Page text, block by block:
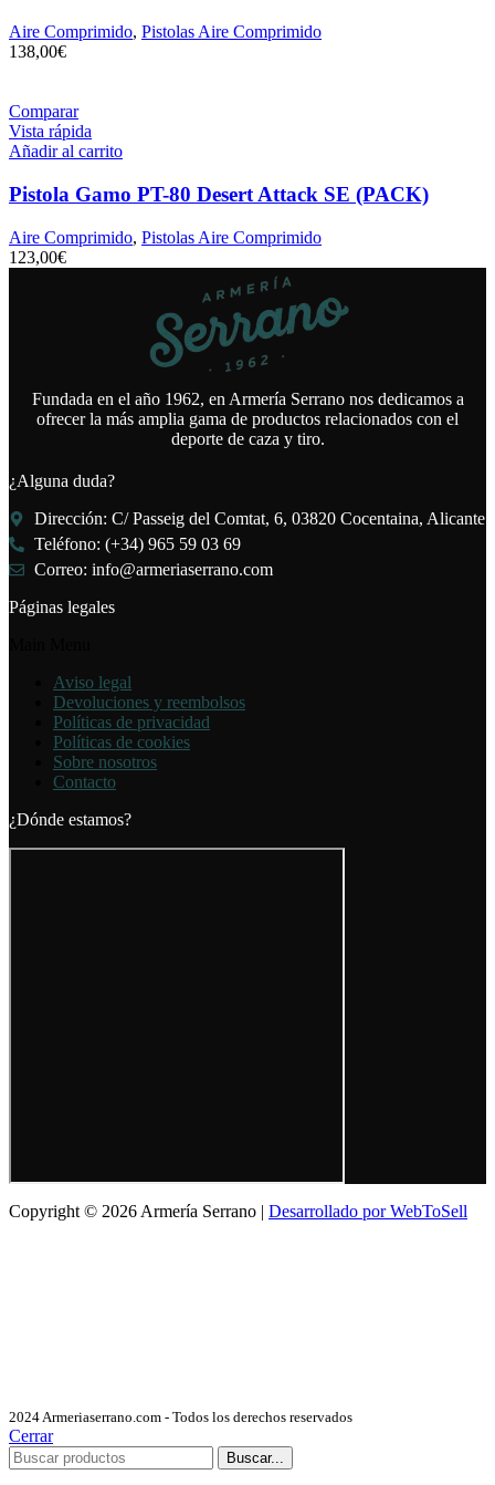
Aire Comprimido, Pistolas Aire Comprimido
138,00€
Comparar
Vista rápida
Añadir al carrito
Pistola Gamo PT-80 Desert Attack SE (PACK)
Aire Comprimido, Pistolas Aire Comprimido
123,00€
Fundada en el año 1962, en Armería Serrano nos dedicamos a
ofrecer la más amplia gama de productos relacionados con el
deporte de caza y tiro.
¿Alguna duda?
Dirección: C/ Passeig del Comtat, 6, 03820 Cocentaina, Alicante
Teléfono: (+34) 965 59 03 69
Correo: info@armeriaserrano.com
Páginas legales
Aviso legal
Devoluciones y reembolsos
Políticas de privacidad
Políticas de cookies
Sobre nosotros
Contacto
¿Dónde estamos?
Copyright © 2026 Armería Serrano | Desarrollado por WebToSell
2024 Armeriaserrano.com - Todos los derechos reservados
Cerrar
Buscar...